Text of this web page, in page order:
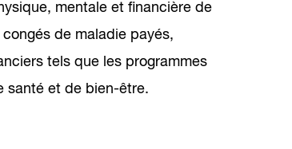
mentale et financière de
de maladie payés,
tels que les programmes
santé et de bien-être.